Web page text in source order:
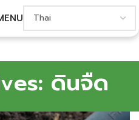
ดินจืด